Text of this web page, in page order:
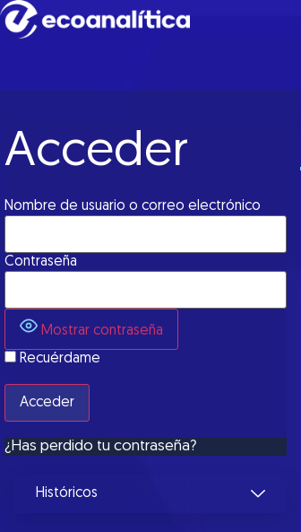
Acceder
Nombre de usuario o correo electrónico
Contraseña
Mostrar contraseña
Recuérdame
¿Has perdido tu contraseña?
Históricos